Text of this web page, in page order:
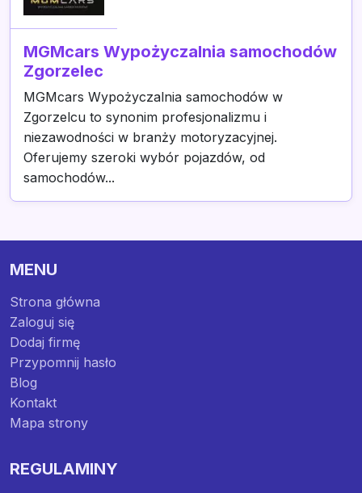
MGMcars Wypożyczalnia samochodów
Zgorzelec
MGMcars Wypożyczalnia samochodów w
Zgorzelcu to synonim profesjonalizmu i
niezawodności w branży motoryzacyjnej.
Oferujemy szeroki wybór pojazdów, od
samochodów...
MENU
Strona główna
Zaloguj się
Dodaj firmę
Przypomnij hasło
Blog
Kontakt
Mapa strony
REGULAMINY